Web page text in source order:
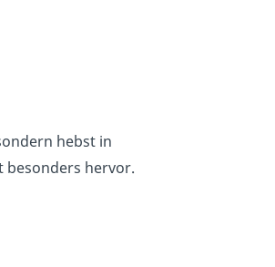
hebst in
besonders hervor.